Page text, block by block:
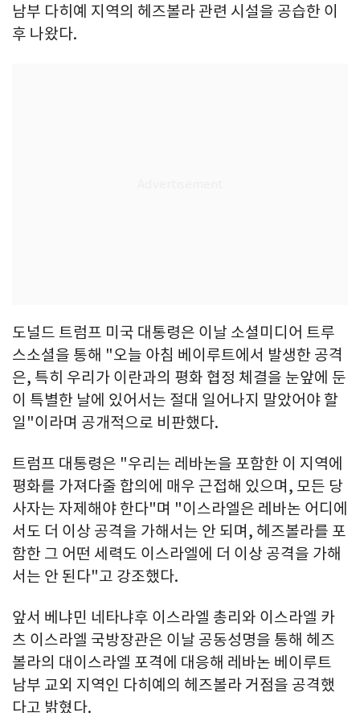
남부 다히예 지역의 헤즈볼라 관련 시설을 공습한 이
후 나왔다.
도널드 트럼프 미국 대통령은 이날 소셜미디어 트루
스소셜을 통해 "오늘 아침 베이루트에서 발생한 공격
은, 특히 우리가 이란과의 평화 협정 체결을 눈앞에 둔
이 특별한 날에 있어서는 절대 일어나지 말았어야 할
일"이라며 공개적으로 비판했다.
트럼프 대통령은 "우리는 레바논을 포함한 이 지역에
평화를 가져다줄 합의에 매우 근접해 있으며, 모든 당
사자는 자제해야 한다"며 "이스라엘은 레바논 어디에
서도 더 이상 공격을 가해서는 안 되며, 헤즈볼라를 포
함한 그 어떤 세력도 이스라엘에 더 이상 공격을 가해
서는 안 된다"고 강조했다.
앞서 베냐민 네타냐후 이스라엘 총리와 이스라엘 카
츠 이스라엘 국방장관은 이날 공동성명을 통해 헤즈
볼라의 대이스라엘 포격에 대응해 레바논 베이루트
남부 교외 지역인 다히예의 헤즈볼라 거점을 공격했
다고 밝혔다.